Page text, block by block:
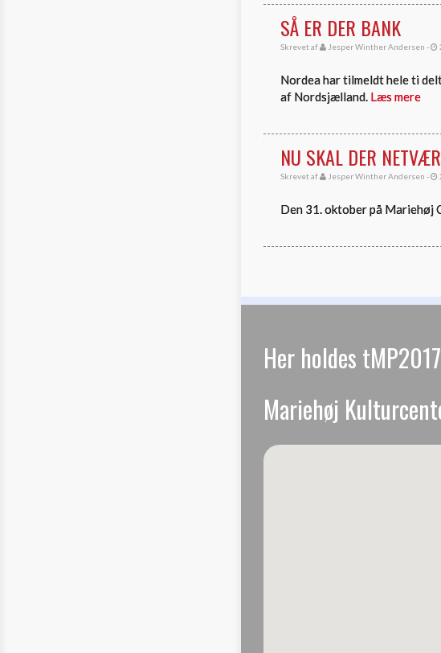
SÅ ER DER BANK
Skrevet af Jesper Winther Andersen -
Nordea har tilmeldt hele ti
af Nordsjælland. Læs mere
NU SKAL DER
Skrevet af Jesper Winther Andersen -
Den 31. oktober på Mariehøj
Her holdes tMP2017
Mariehøj